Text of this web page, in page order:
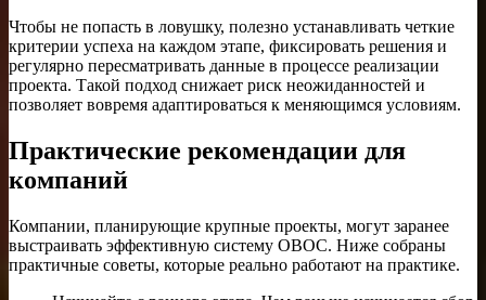
Чтобы не попасть в ловушку, полезно устанавливать четкие
критерии успеха на каждом этапе, фиксировать решения и
регулярно пересматривать данные в процессе реализации
проекта. Такой подход снижает риск неожиданностей и
позволяет вовремя адаптироваться к меняющимся условиям.
Практические рекомендации для
компаний
Компании, планирующие крупные проекты, могут заранее
выстраивать эффективную систему ОВОС. Ниже собраны
практичные советы, которые реально работают на практике.